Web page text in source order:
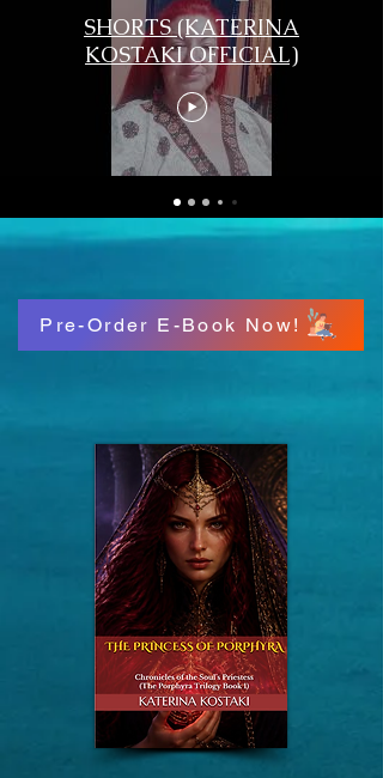
SHORTS (KATERINA
KOSTAKI OFFICIAL)
Pre-Order E-Book Now!